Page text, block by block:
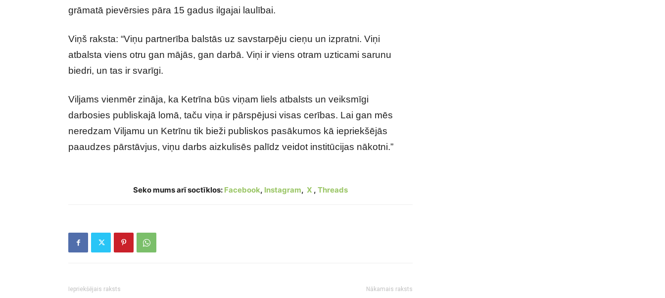
grāmatā pievērsies pāra 15 gadus ilgajai laulībai.
Viņš raksta: “Viņu partnerība balstās uz savstarpēju cieņu un izpratni. Viņi
atbalsta viens otru gan mājās, gan darbā. Viņi ir viens otram uzticami sarunu
biedri, un tas ir svarīgi.
Viljams vienmēr zināja, ka Ketrīna būs viņam liels atbalsts un veiksmīgi
darbosies publiskajā lomā, taču viņa ir pārspējusi visas cerības. Lai gan mēs
neredzam Viljamu un Ketrīnu tik bieži publiskos pasākumos kā iepriekšējās
paaudzes pārstāvjus, viņu darbs aizkulisēs palīdz veidot institūcijas nākotni.”
Seko mums arī soctīklos: Facebook, Instagram, X , Threads
Iepriekšējais raksts Nākamais raksts